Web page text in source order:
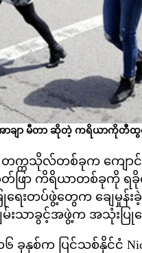
အာချာ မီတာ ဆိုတဲ့ ကရိယာကို
က္ကသိုလ်တစ်ခုက ကျော
စိတ်ဖြာ ကိရိယာတစ်ခုကို ရ
ေးတပ်ဖွဲ့တွေက ချေမှုန်း
မ်းသာခွင့်အဖွဲ့က အသုံးပြု
၁၆ ခုနှစ်က ပြင်သစ်နိုင်ငံ